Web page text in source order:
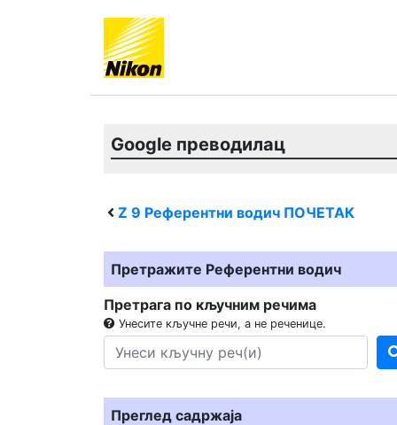
Google преводилац
Z 9 Референтни водич ПОЧЕТАК
Претражите Референтни водич
Претрага по кључним речима
Унесите кључне речи, а не реченице.
Преглед садржаја